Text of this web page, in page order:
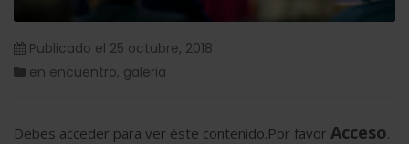
Publicado el 25 octubre, 2018
en encuentro, galeria
Debes acceder para ver éste contenido.Por favor Acceso.